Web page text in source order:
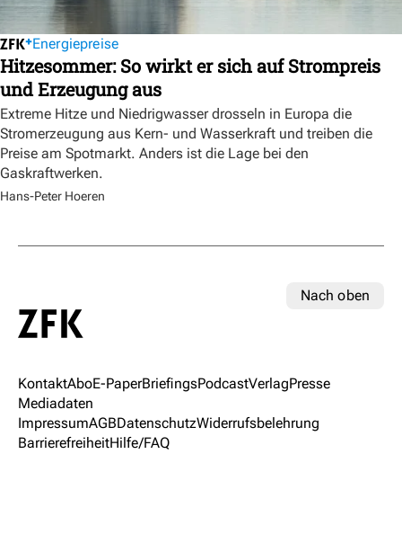
Energiepreise
Hitzesommer: So wirkt er sich auf Strompreis
und Erzeugung aus
Extreme Hitze und Niedrigwasser drosseln in Europa die
Stromerzeugung aus Kern- und Wasserkraft und treiben die
Preise am Spotmarkt. Anders ist die Lage bei den
Gaskraftwerken.
Hans-Peter Hoeren
Nach oben
KontaktAboE-PaperBriefingsPodcastVerlagPresse
Mediadaten
ImpressumAGBDatenschutzWiderrufsbelehrung
BarrierefreiheitHilfe/FAQ